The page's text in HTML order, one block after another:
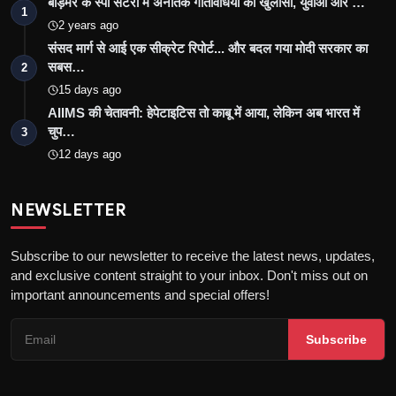
1
2 years ago
2
संसद मार्ग से आई एक सीक्रेट रिपोर्ट... और बदल गया मोदी सरकार का
सबस…
15 days ago
3
AIIMS की चेतावनी: हेपेटाइटिस तो काबू में आया, लेकिन अब भारत में
चुप…
12 days ago
NEWSLETTER
Subscribe to our newsletter to receive the latest news, updates,
and exclusive content straight to your inbox. Don't miss out on
important announcements and special offers!
Subscribe